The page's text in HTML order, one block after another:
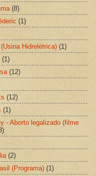
(8)
(1)
Hidrelétrica) (1)
(1)
(12)
(12)
(1)
- Aborto legalizado (filme
(2)
(Programa) (1)